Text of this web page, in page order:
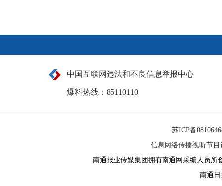
中国互联网违法和不良信息举报中心
爆料热线：85110110
苏ICP备
信息网络传播视听节目
南通报业传媒集团拥有南通网采编人员所
南通日